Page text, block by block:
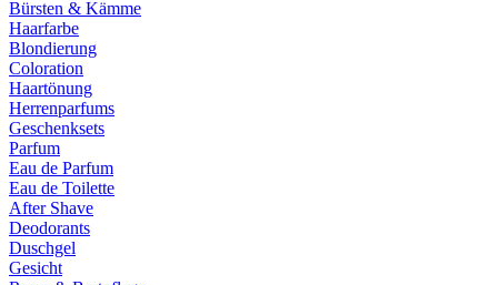
Bürsten & Kämme
Haarfarbe
Blondierung
Coloration
Haartönung
Herrenparfums
Geschenksets
Parfum
Eau de Parfum
Eau de Toilette
After Shave
Deodorants
Duschgel
Gesicht